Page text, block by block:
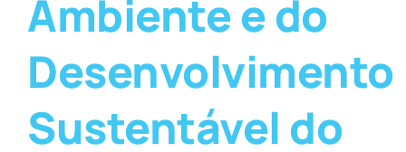
Ambiente e do
Desenvolvimento
Sustentável do